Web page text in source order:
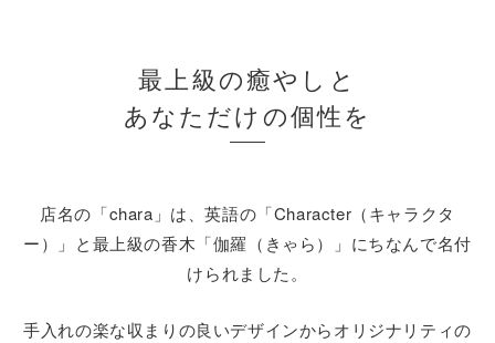
最上級の癒やしと
あなただけの個性を
店名の「chara」は、英語の「Character（キャラクタ
ー）」と最上級の香木「伽羅（きゃら）」にちなんで名付
けられました。
手入れの楽な収まりの良いデザインからオリジナリティの